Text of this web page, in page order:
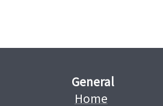
General
Home